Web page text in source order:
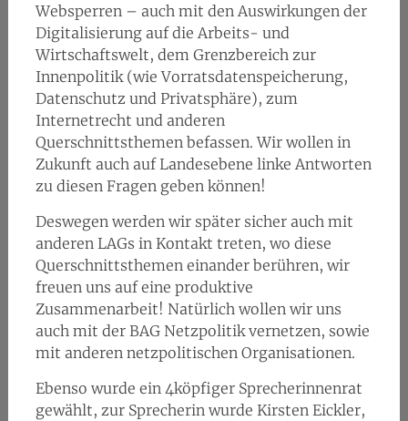
Websperren – auch mit den Auswirkungen der
Digitalisierung auf die Arbeits- und
Wirtschaftswelt, dem Grenzbereich zur
Innenpolitik (wie Vorratsdatenspeicherung,
Datenschutz und Privatsphäre), zum
Internetrecht und anderen
Querschnittsthemen befassen. Wir wollen in
Zukunft auch auf Landesebene linke Antworten
zu diesen Fragen geben können!
Deswegen werden wir später sicher auch mit
anderen LAGs in Kontakt treten, wo diese
Querschnittsthemen einander berühren, wir
freuen uns auf eine produktive
Zusammenarbeit! Natürlich wollen wir uns
auch mit der BAG Netzpolitik vernetzen, sowie
mit anderen netzpolitischen Organisationen.
Ebenso wurde ein 4köpfiger Sprecherinnenrat
gewählt, zur Sprecherin wurde Kirsten Eickler,